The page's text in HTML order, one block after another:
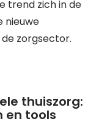
trend zich in de
nieuwe
zorgsector.
thuiszorg:
en tools